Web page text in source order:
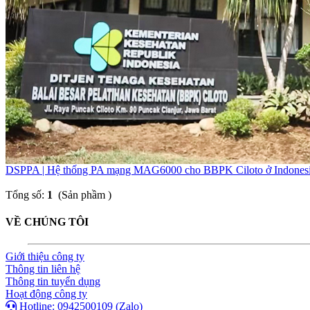
DSPPA | Hệ thống PA mạng MAG6000 cho BBPK Ciloto ở
Tổng số: 1 (Sản phầm )
VỀ CHÚNG TÔI
Giới thiệu công ty
Thông tin liên hệ
Thông tin tuyển dụng
Hoạt động công ty
Hotline: 0942500109 (Zalo)